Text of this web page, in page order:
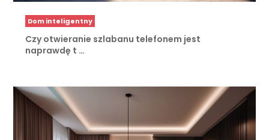
Dom inteligentny
Czy otwieranie szlabanu telefonem jest
naprawdę t …